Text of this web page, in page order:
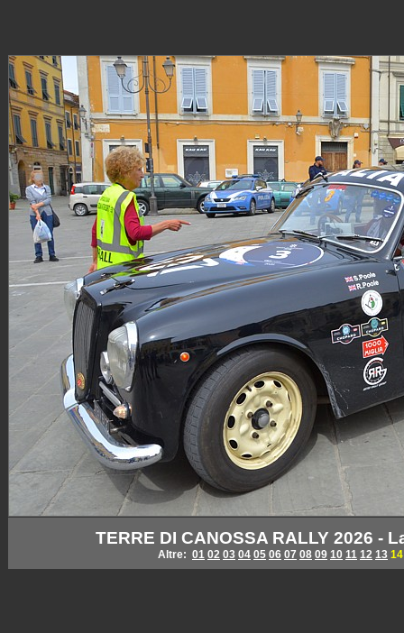
TERRE DI CANOSSA RALLY 2026 -
Altre: 01 02 03 04 05 06 07 08 09 10 11 12 13 14